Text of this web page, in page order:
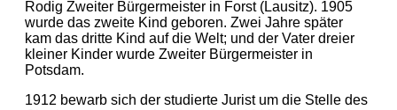
Rodig Zweiter Bürgermeister in Forst (Lausitz). 1905
wurde das zweite Kind geboren. Zwei Jahre später
kam das dritte Kind auf die Welt; und der Vater dreier
kleiner Kinder wurde Zweiter Bürgermeister in
Potsdam.
1912 bewarb sich der studierte Jurist um die Stelle des